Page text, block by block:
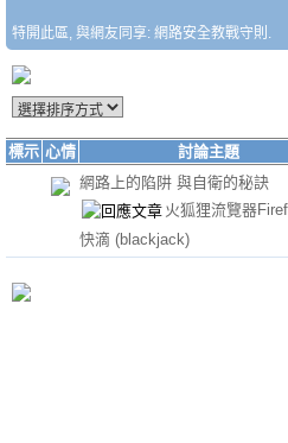
特開此區, 與網友同享: 網路安全教戰守則.
標示 心情
討論主題
網路上的陷阱 與自衛的秘訣
火狐狸流覽器
快滴 (blackjack)